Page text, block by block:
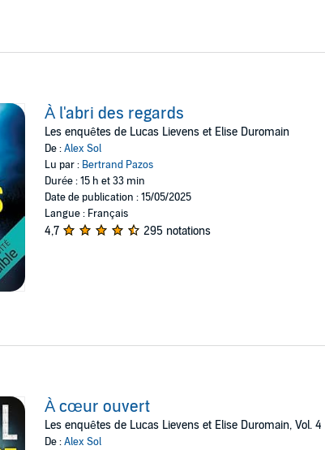
À l'abri des regards
Les enquêtes de Lucas Lievens et Elise Duromain
De :Alex Sol
Lu par : Bertrand Pazos
Durée : 15 h et 33 min
Date de publication : 15/05/2025
Langue : Français
4,7 295 notations
À cœur ouvert
Les enquêtes de Lucas Lievens et Elise Duromain, Vol. 4
De :Alex Sol